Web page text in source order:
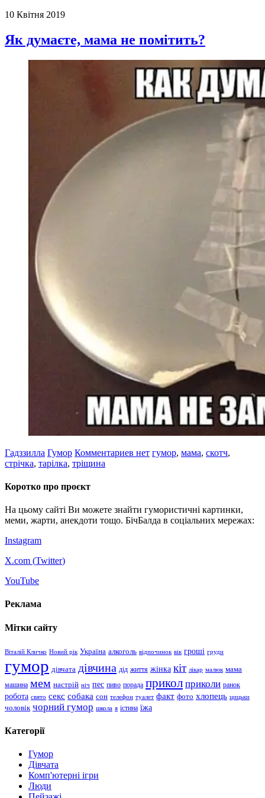
10 Квітня 2019
Як думаєте, мама не помітить?
Гадззилла Гумор Комментариев нет гумор, мама, скотч,
стрічка, тарілка, тріщина
Коротко про проєкт
На цьому сайті Ви можете знайти гумористичні картинки,
меми, жарти, анекдоти тощо. БічБалда в соціальних мережах:
Instagram
X.com (Twitter)
YouTube
Реклама
Мітки сайту
Віталій Кличко Новий рік Україна алкоголь відпочинок вік гроші груди
гумор дівчата дівчина дід життя жінка кіт лікар малюк мама
машина мем настрій ніч пес пиво порада прикол приколи ранок
робота свято секс собака сон телефон туалет факт фото хлопець цицьки
чоловік чорний гумор школа я істина їжа
Категорії
Гумор
Дівчата
Комп'ютерні ігри
Люди